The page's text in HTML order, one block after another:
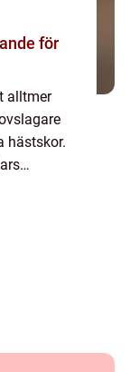
för
alltmer
hästskor.